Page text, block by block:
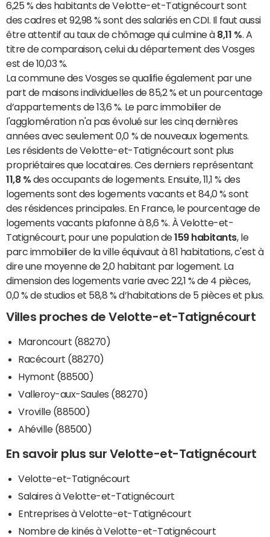
6,25 % des habitants de Velotte-et-Tatignécourt sont
des cadres et 92,98 % sont des salariés en CDI. Il faut aussi
être attentif au taux de chômage qui culmine à 8,11 % . A
titre de comparaison, celui du département des Vosges
est de 10,03 %.
La commune des Vosges se qualifie également par une
part de maisons individuelles de 85,2 % et un pourcentage
d’appartements de 13,6 %. Le parc immobilier de
l'agglomération n'a pas évolué sur les cinq dernières
années avec seulement 0,0 % de nouveaux logements.
Les résidents de Velotte-et-Tatignécourt sont plus
propriétaires que locataires. Ces derniers représentant
11,8 % des occupants de logements. Ensuite, 11,1 % des
logements sont des logements vacants et 84,0 % sont
des résidences principales. En France, le pourcentage de
logements vacants plafonne à 8,6 %. À Velotte-et-
Tatignécourt, pour une population de159 habitants, le
parc immobilier de la ville équivaut à 81 habitations, c'est à
dire une moyenne de 2,0 habitant par logement. La
dimension des logements varie avec 22,1 % de 4 pièces,
0,0 % de studios et 58,8 % d’habitations de 5 pièces et plus.
Villes proches de Velotte-et-Tatignécourt
Maroncourt (88270)
Racécourt (88270)
Hymont (88500)
Valleroy-aux-Saules (88270)
Vroville (88500)
Ahéville (88500)
En savoir plus sur Velotte-et-Tatignécourt
Velotte-et-Tatignécourt
Salaires à Velotte-et-Tatignécourt
Entreprises à Velotte-et-Tatignécourt
Nombre de kinés à Velotte-et-Tatignécourt